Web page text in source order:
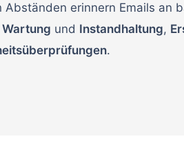
Abständen erinnern Emails an
Wartung und Instandhaltung,
.